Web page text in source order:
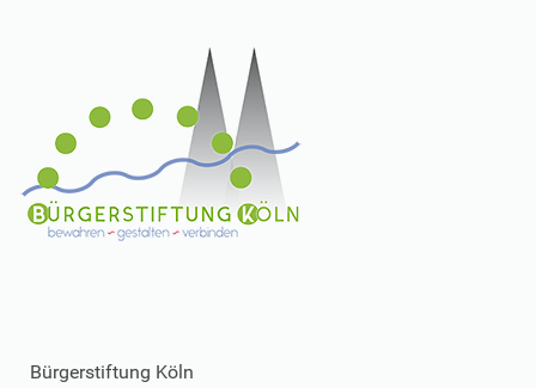
Bürgerstiftung Köln